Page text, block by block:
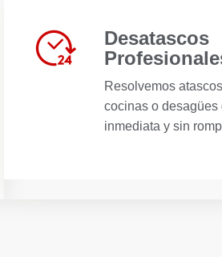
Desatascos
Resolvemos
cocinas o desagües
inmediata y sin